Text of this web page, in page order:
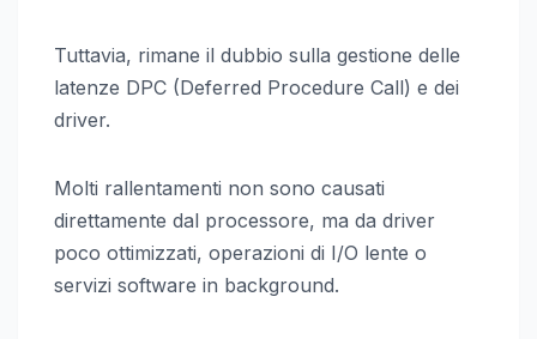
Tuttavia, rimane il dubbio sulla gestione delle
latenze DPC (Deferred Procedure Call) e dei
driver.
Molti rallentamenti non sono causati
direttamente dal processore, ma da driver
poco ottimizzati, operazioni di I/O lente o
servizi software in background.